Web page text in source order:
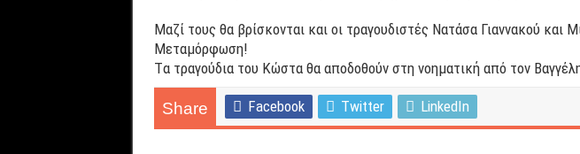
Μαζί τους θα βρίσκονται και οι τραγουδιστές Νατάσα Γιαννακού
Μεταμόρφωση!
Tα τραγούδια του Κώστα θα αποδοθούν στη νοηματική από τον
Share Facebook Twitter LinkedIn